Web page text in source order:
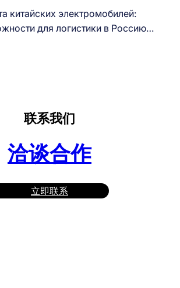
китайских электромобилей:
для логистики в Россию…
联系我们
洽谈合作
立即联系